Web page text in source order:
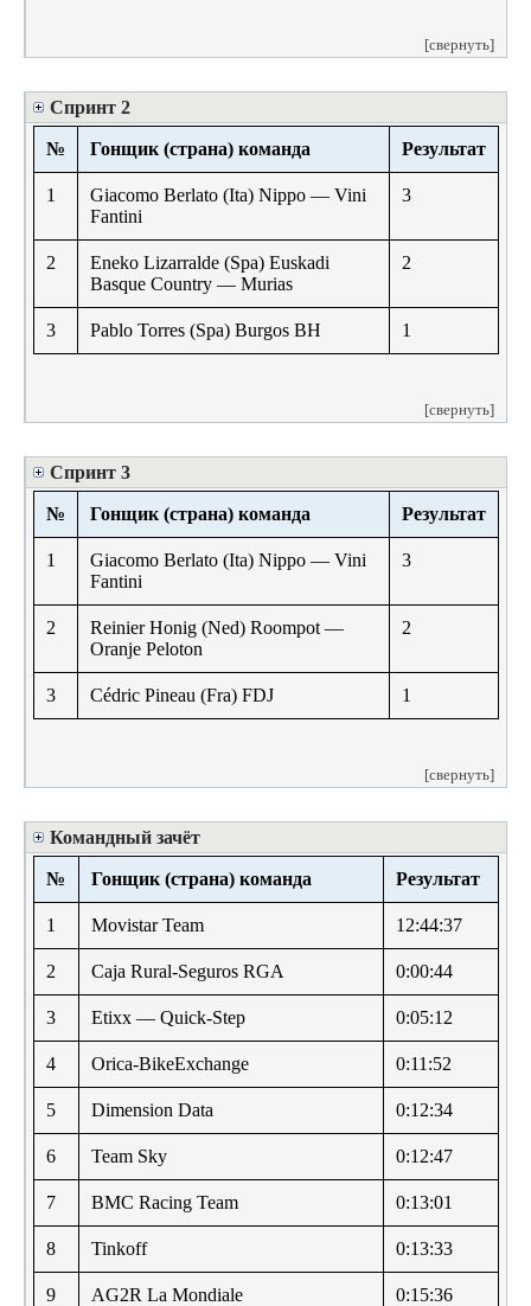
[свернуть]
Спринт 2
№ Гонщик (страна) команда Результат
1
Giacomo Berlato (Ita) Nippo — Vini
Fantini
3
2
Eneko Lizarralde (Spa) Euskadi
Basque Country — Murias
2
3 Pablo Torres (Spa) Burgos BH 1
[свернуть]
Спринт 3
№ Гонщик (страна) команда Результат
1
Giacomo Berlato (Ita) Nippo — Vini
Fantini
3
2
Reinier Honig (Ned) Roompot —
Oranje Peloton
2
3 Cédric Pineau (Fra) FDJ 1
[свернуть]
Командный зачёт
№ Гонщик (страна) команда Результат
1 Movistar Team 12:44:37
2 Caja Rural-Seguros RGA 0:00:44
3 Etixx — Quick-Step 0:05:12
4 Orica-BikeExchange 0:11:52
5 Dimension Data 0:12:34
6 Team Sky 0:12:47
7 BMC Racing Team 0:13:01
8 Tinkoff 0:13:33
9 AG2R La Mondiale 0:15:36